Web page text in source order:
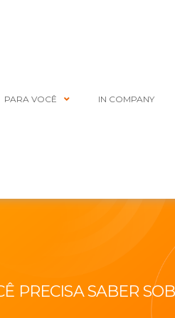
PARA VOCÊ IN COMPANY
PRECISA SABER